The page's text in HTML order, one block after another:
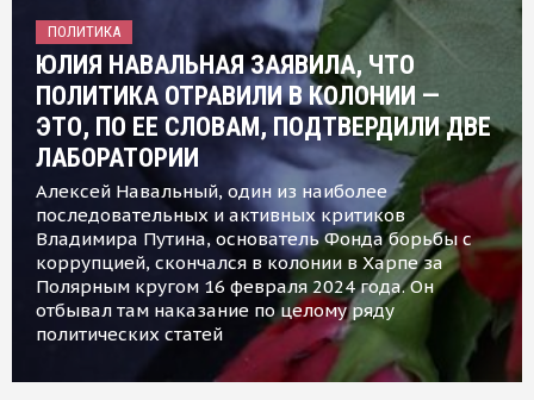
ПОЛИТИКА
ЮЛИЯ НАВАЛЬНАЯ ЗАЯВИЛА, ЧТО
ПОЛИТИКА ОТРАВИЛИ В КОЛОНИИ —
ЭТО, ПО ЕЕ СЛОВАМ, ПОДТВЕРДИЛИ ДВЕ
ЛАБОРАТОРИИ
Алексей Навальный, один из наиболее
последовательных и активных критиков
Владимира Путина, основатель Фонда борьбы с
коррупцией, скончался в колонии в Харпе за
Полярным кругом 16 февраля 2024 года. Он
отбывал там наказание по целому ряду
политических статей